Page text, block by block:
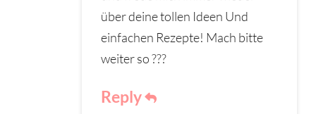
über deine tollen Ideen Und
einfachen Rezepte! Mach bitte
weiter so ???
Reply